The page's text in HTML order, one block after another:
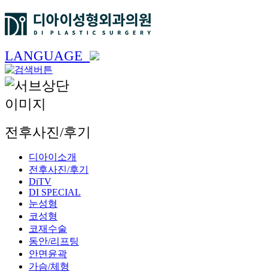
LANGUAGE
전후사진/후기
디아이소개
전후사진/후기
DiTV
DI SPECIAL
눈성형
코성형
코재수술
동안/리프팅
안면윤곽
가슴/체형